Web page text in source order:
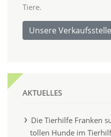
Tiere.
Unsere
AKTUELLES
Die Tierhilfe Franken
tollen Hunde im